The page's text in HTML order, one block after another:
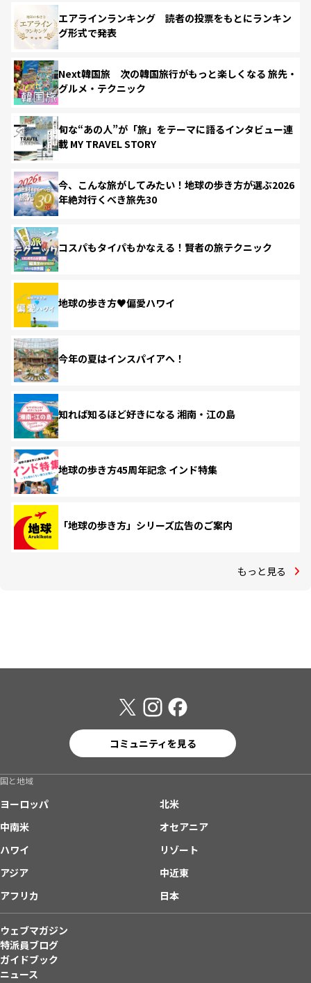
エアラインランキング 読者の投票をもとにランキン
グ形式で発表
Next韓国旅 次の韓国旅行がもっと楽しくなる 旅先・
グルメ・テクニック
旬な“あの人”が「旅」をテーマに語るインタビュー連
載 MY TRAVEL STORY
今、こんな旅がしてみたい！地球の歩き方が選ぶ2026
年絶対行くべき旅先30
コスパもタイパもかなえる！賢者の旅テクニック
地球の歩き方♥偏愛ハワイ
今年の夏はインスパイアへ！
知れば知るほど好きになる 湘南・江の島
地球の歩き方45周年記念 インド特集
「地球の歩き方」シリーズ広告のご案内
もっと見る
コミュニティを見る
国と地域
ヨーロッパ
北米
中南米
オセアニア
ハワイ
リゾート
アジア
中近東
アフリカ
日本
ウェブマガジン
特派員ブログ
ガイドブック
ニュース